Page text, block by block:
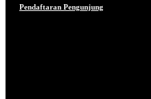
Pendaftaran Pengunjung